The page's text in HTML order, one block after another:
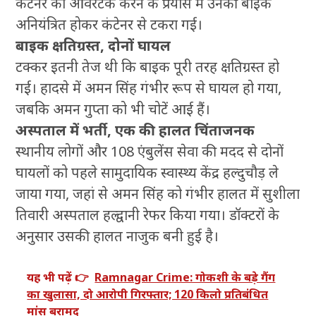
अनियंत्रित होकर कंटेनर से टकरा गई।
बाइक क्षतिग्रस्त, दोनों घायल
टक्कर इतनी तेज थी कि बाइक पूरी तरह क्षतिग्रस्त हो
गई। हादसे में अमन सिंह गंभीर रूप से घायल हो गया,
जबकि अमन गुप्ता को भी चोटें आई हैं।
अस्पताल में भर्ती, एक की हालत चिंताजनक
स्थानीय लोगों और 108 एंबुलेंस सेवा की मदद से दोनों
घायलों को पहले सामुदायिक स्वास्थ्य केंद्र हल्दुचौड़ ले
जाया गया, जहां से अमन सिंह को गंभीर हालत में सुशीला
तिवारी अस्पताल हल्द्वानी रेफर किया गया। डॉक्टरों के
अनुसार उसकी हालत नाजुक बनी हुई है।
यह भी पढ़ें 👉 Ramnagar Crime: गोकशी के बड़े गैंग
का खुलासा, दो आरोपी गिरफ्तार; 120 किलो प्रतिबंधित
मांस बरामद